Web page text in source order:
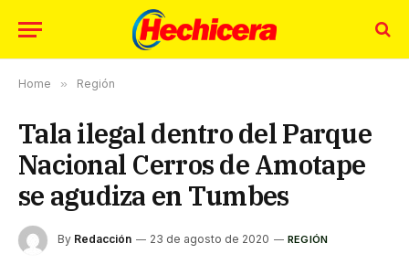
Home » Región
Tala ilegal dentro del Parque
Nacional Cerros de Amotape
se agudiza en Tumbes
By Redacción 23 de agosto de 2020 REGIÓN